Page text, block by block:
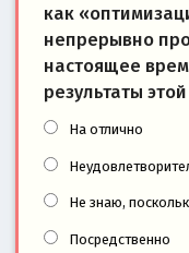
как
непрерывно
настоящее
результаты
На отлично
Не знаю,
Посредственно